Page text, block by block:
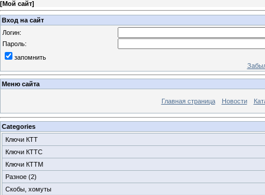
[Мой сайт]
Вход на сайт
Логин:
Пароль:
запомнить
Меню сайта
Главная страница Новости
Categories
Ключи КТТ
Ключи КТТС
Ключи КТТМ
Разное (2)
Скобы, хомуты